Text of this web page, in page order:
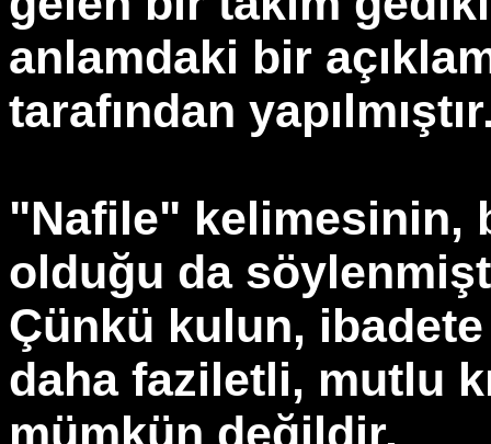
anlamdaki bir
tarafından
"Nafile" kelimesinin,
olduğu da
Çünkü kulun,
daha faziletli, mutlu
mümkün değildir.